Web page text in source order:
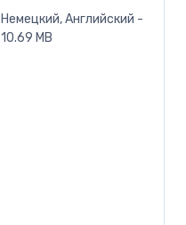
Немецкий, Английский -
10.69 MB